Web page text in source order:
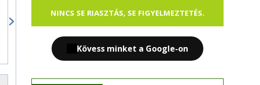
NINCS SE RIASZTÁS, SE FIGYELMEZTETÉS.
Kövess minket a Google-on